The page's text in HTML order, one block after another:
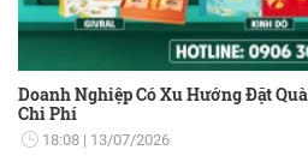
Doanh Nghiệp Có Xu Hướng Đặt
Chi Phí
18:08 13/07/2026